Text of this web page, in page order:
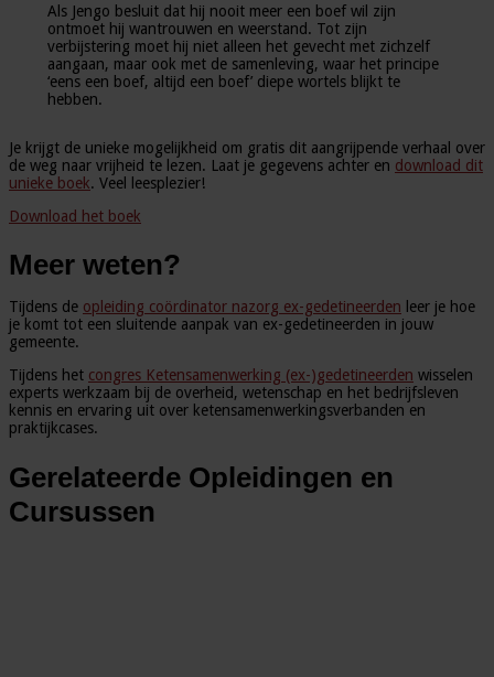
Als Jengo besluit dat hij nooit meer een boef wil zijn
ontmoet hij wantrouwen en weerstand. Tot zijn
verbijstering moet hij niet alleen het gevecht met zichzelf
aangaan, maar ook met de samenleving, waar het principe
‘eens een boef, altijd een boef’ diepe wortels blijkt te
hebben.
Je krijgt de unieke mogelijkheid om gratis dit aangrijpende verhaal over
de weg naar vrijheid te lezen. Laat je gegevens achter en download dit
unieke boek. Veel leesplezier!
Download het boek
Meer weten?
Tijdens de opleiding coördinator nazorg ex-gedetineerden leer je hoe
je komt tot een sluitende aanpak van ex-gedetineerden in jouw
gemeente.
Tijdens het congres Ketensamenwerking (ex-)gedetineerden wisselen
experts werkzaam bij de overheid, wetenschap en het bedrijfsleven
kennis en ervaring uit over ketensamenwerkingsverbanden en
praktijkcases.
Gerelateerde Opleidingen en
Cursussen